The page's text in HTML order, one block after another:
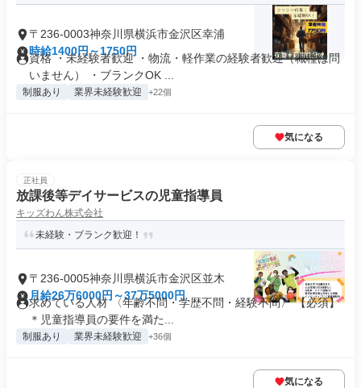
〒236-0003神奈川県横浜市金沢区幸浦
時給1400円～1750円
資格 ・未経験者歓迎 ・物流・軽作業の経験者歓迎（職種は問
いません） ・ブランクOK ...
制服あり 業界未経験歓迎 +22個
気になる
正社員
放課後等デイサービスの児童指導員
キッズわん株式会社
未経験・ブランク歓迎！
〒236-0005神奈川県横浜市金沢区並木
月給26万6000円～37万5000円
求めている人材 〈年齢不問・学歴不問・経験不問〉 【必須】
＊児童指導員の要件を満た...
制服あり 業界未経験歓迎 +36個
気になる